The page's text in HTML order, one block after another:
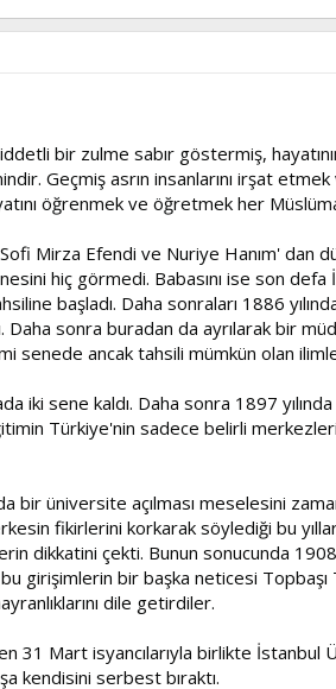
bir zulme sabır göstermiş,
Geçmiş asrın insanlarını irşat
öğrenmek ve öğretmek her
Mirza Efendi ve Nuriye Hanım' dan
hiç görmedi. Babasını ise son defa
başladı. Daha sonraları 1886
sonra buradan da ayrılarak bir
senede ancak tahsili mümkün olan
iki sene kaldı. Daha sonra 1897
Türkiye'nin sadece belirli
bir üniversite açılması meselesini
fikirlerini korkarak söylediği bu
dikkatini çekti. Bunun sonucunda 1908
girişimlerin bir başka neticesi
dile getirdiler.
Mart isyancılarıyla birlikte İstanbul
kendisini serbest bıraktı.